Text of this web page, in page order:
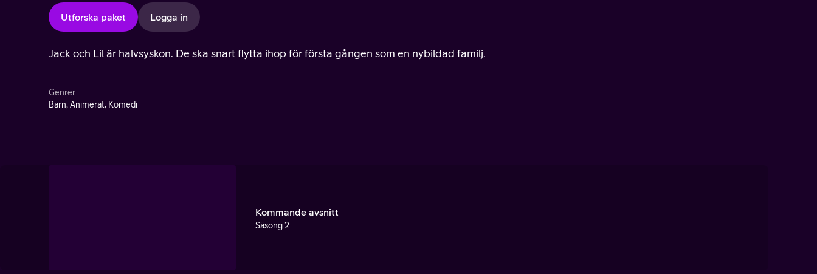
Utforska paket Logga in
Jack och Lil är halvsyskon. De ska snart flytta ihop för första gången som en nybildad familj.
Genrer
Barn, Animerat, Komedi
Kommande avsnitt
Säsong 2